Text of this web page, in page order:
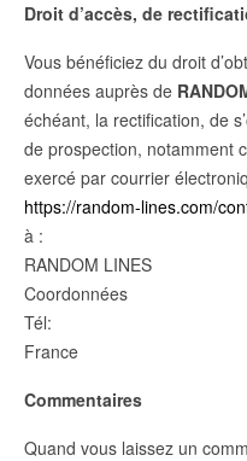
Droit d’accès, de
Vous bénéficiez du droit
données auprès de
échéant, la rectification, de
de prospection, notamment
exercé par courrier
https://random-lines.com/
à :
RANDOM LINES
Coordonnées
Tél:
France
Commentaires
Quand vous laissez un